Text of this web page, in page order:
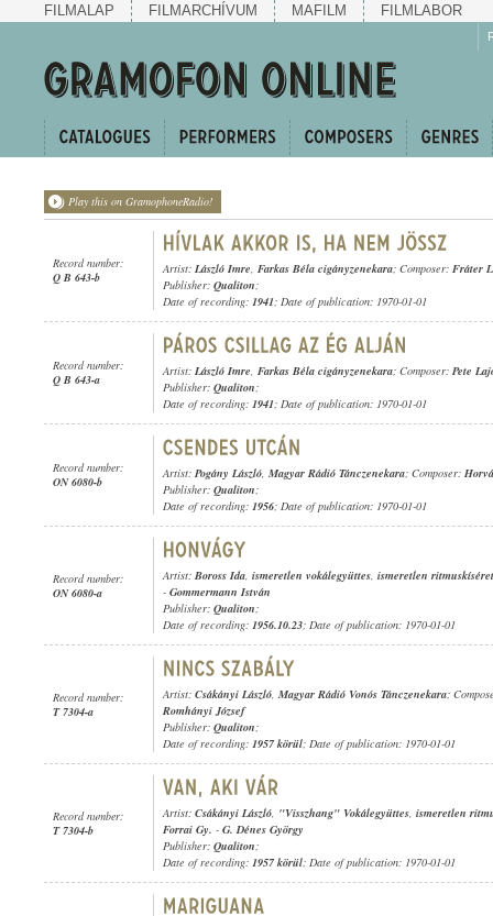
FILMALAP FILMARCHÍVUM MAFILM FILMLABOR
Play this on GramophoneRadio!
Record number:
Q B 643-b
Artist: László Imre, Farkas Béla cigányzenekara; Composer: Fráter
Publisher: Qualiton;
Date of recording: 1941; Date of publication: 1970-01-01
Record number:
Q B 643-a
Artist: László Imre, Farkas Béla cigányzenekara; Composer: Pete
Publisher: Qualiton;
Date of recording: 1941; Date of publication: 1970-01-01
Record number:
ON 6080-b
Artist: Pogány László, Magyar Rádió Tánczenekara; Composer:
Publisher: Qualiton;
Date of recording: 1956; Date of publication: 1970-01-01
Record number:
ON 6080-a
Artist: Boross Ida, ismeretlen vokálegyüttes, ismeretlen ritmuskíséret
- Gommermann István
Publisher: Qualiton;
Date of recording: 1956.10.23; Date of publication: 1970-01-01
Record number:
T 7304-a
Artist: Csákányi László, Magyar Rádió Vonós Tánczenekara;
Romhányi József
Publisher: Qualiton;
Date of recording: 1957 körül; Date of publication: 1970-01-01
Record number:
T 7304-b
Artist: Csákányi László, "Visszhang" Vokálegyüttes, ismeretlen
Forrai Gy. - G. Dénes György
Publisher: Qualiton;
Date of recording: 1957 körül; Date of publication: 1970-01-01